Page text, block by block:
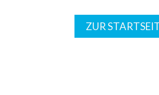
ZUR